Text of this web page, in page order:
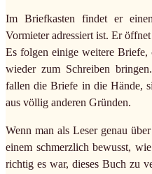
Im Briefkasten findet er
Vormieter adressiert ist. Er
Es folgen einige weitere Briefe,
wieder zum Schreiben
fallen die Briefe in die Hände,
aus völlig anderen Gründen.
Wenn man als Leser genau
einem schmerzlich bewusst,
richtig es war, dieses Buch zu